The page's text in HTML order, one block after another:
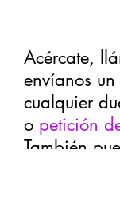
Acércate,
envíanos
cualquier
o petición
También